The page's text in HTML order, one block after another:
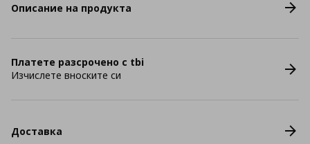
Описание на продукта
Платете разсрочено с tbi
Изчислете вноските си
Доставка